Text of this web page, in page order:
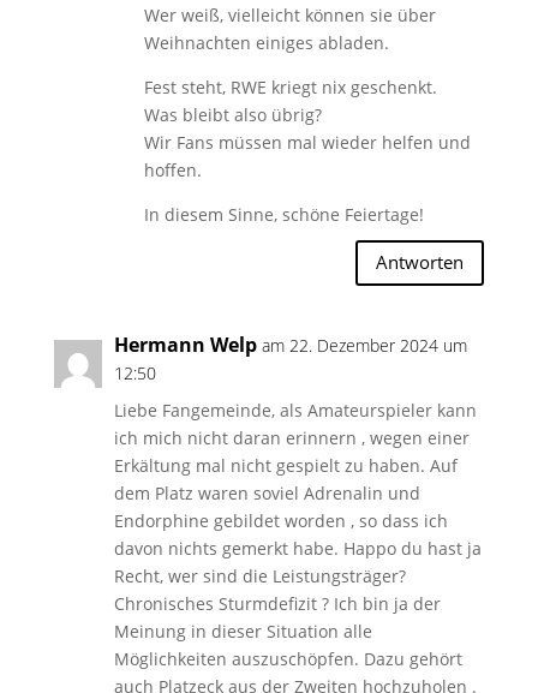
Wer weiß, vielleicht können sie über
Weihnachten einiges abladen.
Fest steht, RWE kriegt nix geschenkt.
Was bleibt also übrig?
Wir Fans müssen mal wieder helfen und
hoffen.
In diesem Sinne, schöne Feiertage!
Antworten
Hermann Welp am 22. Dezember 2024 um
12:50
Liebe Fangemeinde, als Amateurspieler kann
ich mich nicht daran erinnern , wegen einer
Erkältung mal nicht gespielt zu haben. Auf
dem Platz waren soviel Adrenalin und
Endorphine gebildet worden , so dass ich
davon nichts gemerkt habe. Happo du hast ja
Recht, wer sind die Leistungsträger?
Chronisches Sturmdefizit ? Ich bin ja der
Meinung in dieser Situation alle
Möglichkeiten auszuschöpfen. Dazu gehört
auch Platzeck aus der Zweiten hochzuholen .